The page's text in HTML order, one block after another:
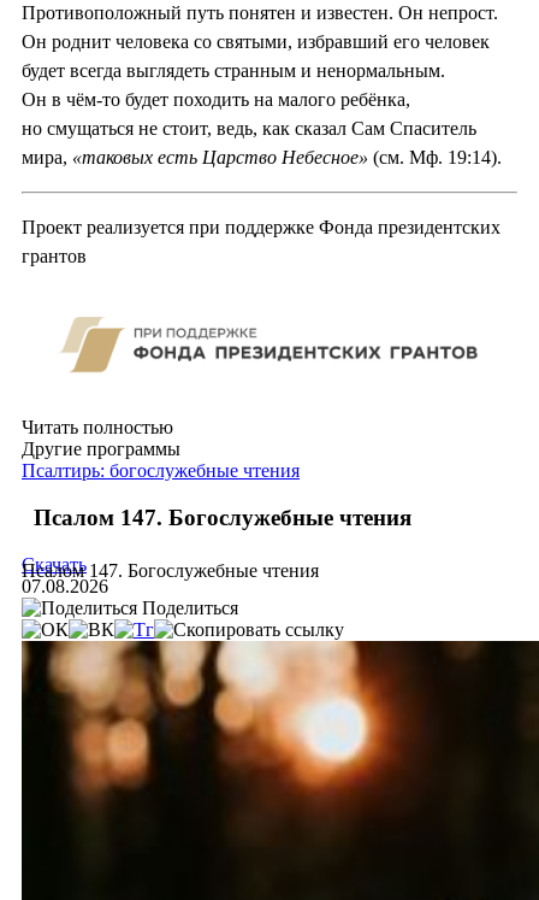
Противоположный путь понятен и известен. Он непрост.
Он роднит человека со святыми, избравший его человек
будет всегда выглядеть странным и ненормальным.
Он в чём-то будет походить на малого ребёнка,
но смущаться не стоит, ведь, как сказал Сам Спаситель
мира, «таковых есть Царство Небесное» (см. Мф. 19:14).
Проект реализуется при поддержке Фонда президентских
грантов
Читать полностью
Другие программы
Псалтирь: богослужебные чтения
Псалом 147. Богослужебные чтения
Псалом 147. Богослужебные чтения
Скачать
07.08.2026
Поделиться